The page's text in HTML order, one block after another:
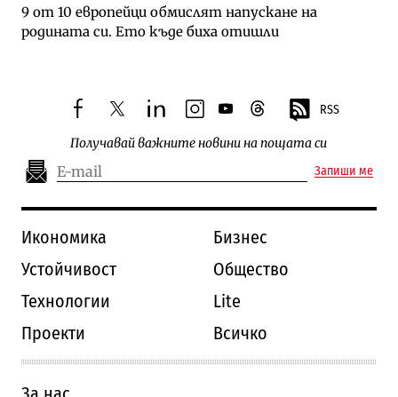
9 от 10 европейци обмислят напускане на
родината си. Ето къде биха отишли
facebooktwitterlinkedininstagram
youtubethreads RSS
Получавай важните новини на пощата си
Запиши ме
Икономика
Бизнес
Устойчивост
Общество
Технологии
Lite
Проекти
Всичко